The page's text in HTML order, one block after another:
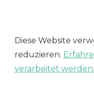
Diese Website
reduzieren.
verarbeitet werden.